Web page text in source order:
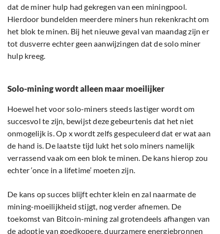
dat de miner hulp had gekregen van een miningpool.
Hierdoor bundelden meerdere miners hun rekenkracht om
het blok te minen. Bij het nieuwe geval van maandag zijn er
tot dusverre echter geen aanwijzingen dat de solo miner
hulp kreeg.
Solo-mining wordt alleen maar moeilijker
Hoewel het voor solo-miners steeds lastiger wordt om
succesvol te zijn, bewijst deze gebeurtenis dat het niet
onmogelijk is. Op x wordt zelfs gespeculeerd dat er wat aan
de hand is. De laatste tijd lukt het solo miners namelijk
verrassend vaak om een blok te minen. De kans hierop zou
echter ‘once in a lifetime’ moeten zijn.
De kans op succes blijft echter klein en zal naarmate de
mining-moeilijkheid stijgt, nog verder afnemen. De
toekomst van Bitcoin-mining zal grotendeels afhangen van
de adoptie van goedkopere, duurzamere energiebronnen